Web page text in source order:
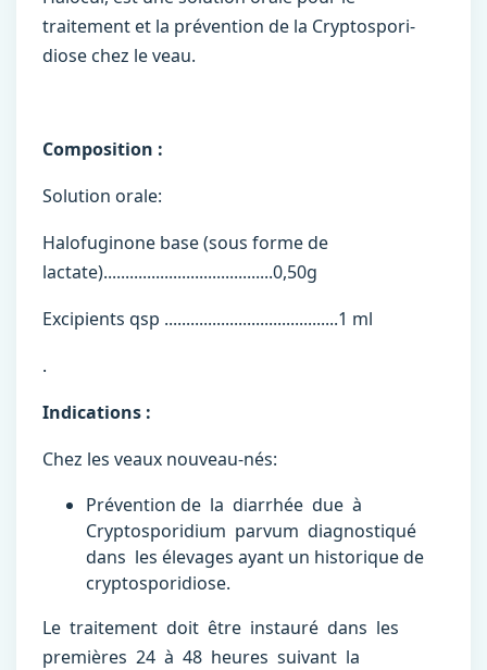
traitement et la prévention de la Cryptospori-
diose chez le veau.
Composition :
Solution orale:
Halofuginone base (sous forme de
lactate).......................................0,50g
Excipients qsp ........................................1 ml
.
Indications :
Chez les veaux nouveau-nés:
Prévention de la diarrhée due à
Cryptosporidium parvum diagnostiqué
dans les élevages ayant un historique de
cryptosporidiose.
Le traitement doit être instauré dans les
premières 24 à 48 heures suivant la